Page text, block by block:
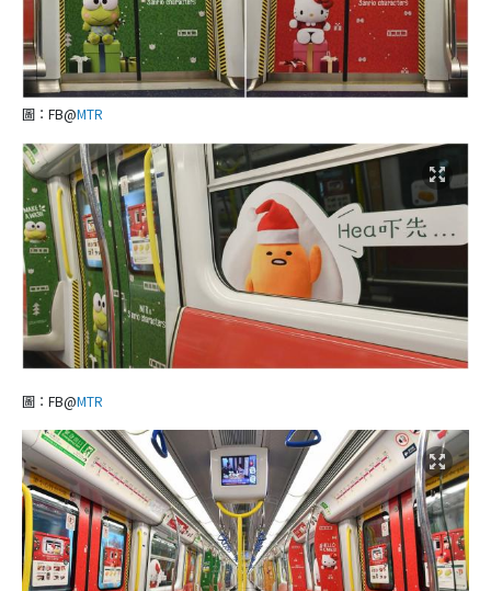
圖：FB@MTR
圖：FB@MTR